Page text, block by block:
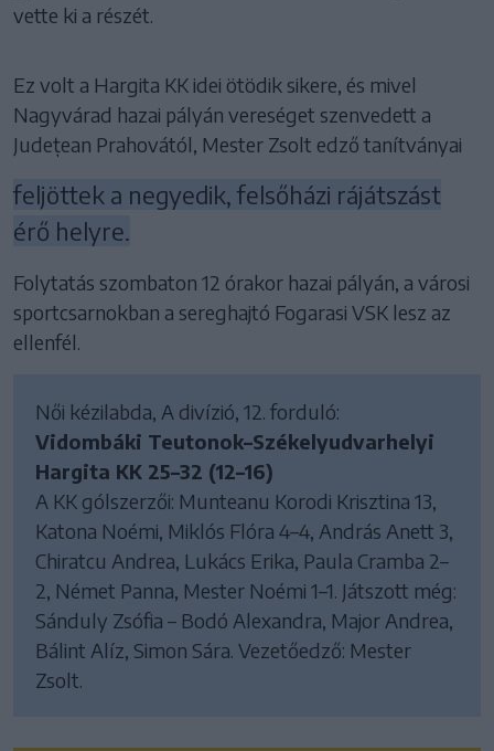
vette ki a részét.
Ez volt a Hargita KK idei ötödik sikere, és mivel
Nagyvárad hazai pályán vereséget szenvedett a
Județean Prahovától, Mester Zsolt edző tanítványai
feljöttek a negyedik, felsőházi rájátszást
érő helyre.
Folytatás szombaton 12 órakor hazai pályán, a városi
sportcsarnokban a sereghajtó Fogarasi VSK lesz az
ellenfél.
Női kézilabda, A divízió, 12. forduló:
Vidombáki Teutonok–Székelyudvarhelyi
Hargita KK 25–32 (12–16)
A KK gólszerzői: Munteanu Korodi Krisztina 13,
Katona Noémi, Miklós Flóra 4–4, András Anett 3,
Chiratcu Andrea, Lukács Erika, Paula Cramba 2–
2, Német Panna, Mester Noémi 1–1. Játszott még:
Sánduly Zsófia – Bodó Alexandra, Major Andrea,
Bálint Alíz, Simon Sára. Vezetőedző: Mester
Zsolt.